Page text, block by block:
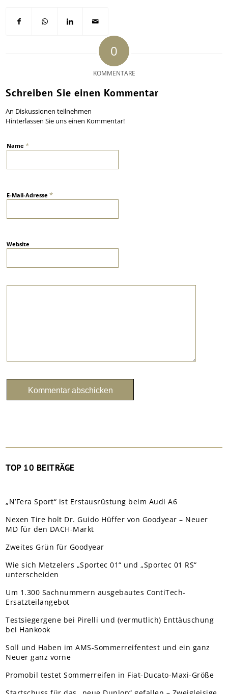
0
KOMMENTARE
Schreiben Sie einen Kommentar
An Diskussionen teilnehmen
Hinterlassen Sie uns einen Kommentar!
Name*
E-Mail-Adresse*
Website
TOP 10 BEITRÄGE
„N’Fera Sport“ ist Erstausrüstung beim Audi A6
Nexen Tire holt Dr. Guido Hüffer von Goodyear – Neuer
MD für den DACH-Markt
Zweites Grün für Goodyear
Wie sich Metzelers „Sportec 01“ und „Sportec 01 RS“
unterscheiden
Um 1.300 Sachnummern ausgebautes ContiTech-
Ersatzteilangebot
Testsiegergene bei Pirelli und (vermutlich) Enttäuschung
bei Hankook
Soll und Haben im AMS-Sommerreifentest und ein ganz
Neuer ganz vorne
Promobil testet Sommerreifen in Fiat-Ducato-Maxi-Größe